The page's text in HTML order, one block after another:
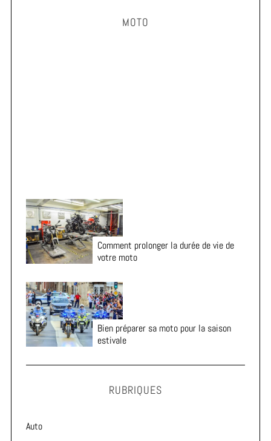
MOTO
Comment prolonger la durée de vie de
votre moto
Bien préparer sa moto pour la saison
estivale
RUBRIQUES
Auto